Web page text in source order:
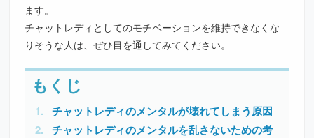
ます。
チャットレディとしてのモチベーションを維持できなくな
りそうな人は、ぜひ目を通してみてください。
チャットレディのメンタルが壊れてしまう原因
チャットレディのメンタルを乱さないための考